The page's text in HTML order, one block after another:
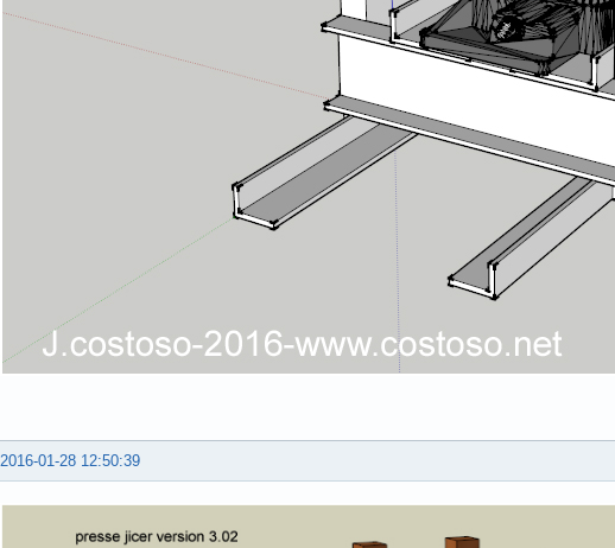
2016-01-28 12:50:39